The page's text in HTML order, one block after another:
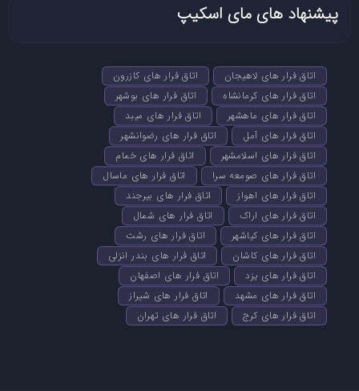
پیشنهاد های مای اسکیپ
اتاق فرار های لاهیجان
اتاق فرار های کازرون
اتاق فرار های کرمانشاه
اتاق فرار های بوشهر
اتاق فرار های ماهشهر
اتاق فرار های میبد
اتاق فرار های آمل
اتاق فرار های رضوانشهر
اتاق فرار های اسلامشهر
اتاق فرار های خمام
اتاق فرار های صومعه سرا
اتاق فرار های ماسال
اتاق فرار های اهواز
اتاق فرار های بیرجند
اتاق فرار های اراک
اتاق فرار های شمال
اتاق فرار های کیاشهر
اتاق فرار های رشت
اتاق فرار های کاشان
اتاق فرار های بندر انزلی
اتاق فرار های یزد
اتاق فرار های اصفهان
اتاق فرار های مشهد
اتاق فرار های شیراز
اتاق فرار های کرج
اتاق فرار های تهران